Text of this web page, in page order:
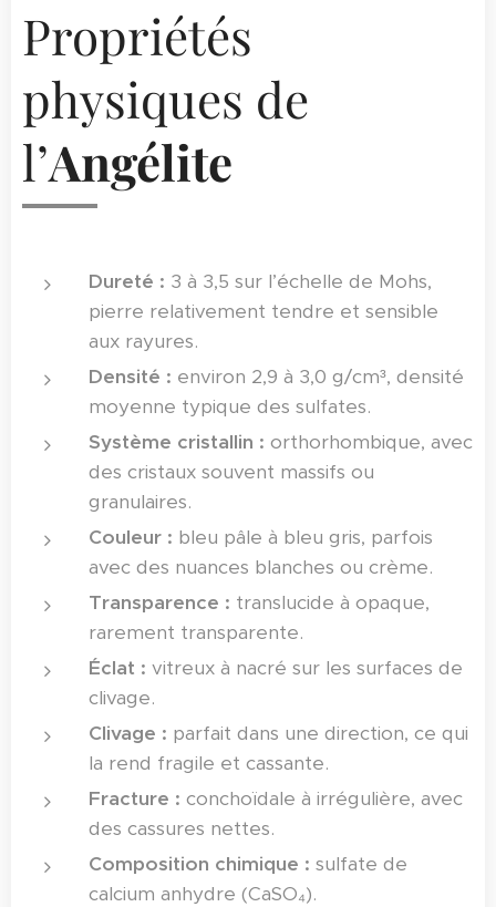
Propriétés
physiques de
l’Angélite
Dureté : 3 à 3,5 sur l’échelle de Mohs,
pierre relativement tendre et sensible
aux rayures.
Densité : environ 2,9 à 3,0 g/cm³, densité
moyenne typique des sulfates.
Système cristallin : orthorhombique, avec
des cristaux souvent massifs ou
granulaires.
Couleur : bleu pâle à bleu gris, parfois
avec des nuances blanches ou crème.
Transparence : translucide à opaque,
rarement transparente.
Éclat : vitreux à nacré sur les surfaces de
clivage.
Clivage : parfait dans une direction, ce qui
la rend fragile et cassante.
Fracture : conchoïdale à irrégulière, avec
des cassures nettes.
Composition chimique : sulfate de
calcium anhydre (CaSO₄).